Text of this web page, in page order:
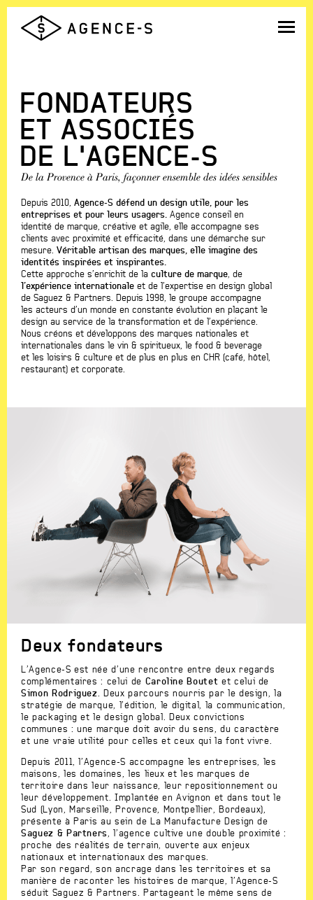
&
Partners
FONDATEURS
ET ASSOCIÉS
DE L'AGENCE-S
De la Provence à Paris, façonner ensemble des idées sensibles
Depuis 2010, Agence-S défend un design utile, pour les
entreprises et pour leurs usagers. Agence conseil en
identité de marque, créative et agile, elle accompagne ses
clients avec proximité et efficacité, dans une démarche sur
mesure. Véritable artisan des marques, elle imagine des
identités inspirées et inspirantes.
Cette approche s’enrichit de la culture de marque, de
l’expérience internationale et de l’expertise en design global
de Saguez & Partners. Depuis 1998, le groupe accompagne
les acteurs d’un monde en constante évolution en plaçant le
design au service de la transformation et de l’expérience.
Nous créons et développons des marques nationales et
internationales dans le vin & spiritueux, le food & beverage
et les loisirs & culture et de plus en plus en CHR (café, hôtel,
restaurant) et corporate.
Deux fondateurs
L’Agence-S est née d’une rencontre entre deux regards
complémentaires : celui de Caroline Boutet et celui de
Simon Rodriguez. Deux parcours nourris par le design, la
stratégie de marque, l’édition, le digital, la communication,
le packaging et le design global. Deux convictions
communes : une marque doit avoir du sens, du caractère
et une vraie utilité pour celles et ceux qui la font vivre.
Depuis 2011, l’Agence-S accompagne les entreprises, les
maisons, les domaines, les lieux et les marques de
territoire dans leur naissance, leur repositionnement ou
leur développement. Implantée en Avignon et dans tout le
Sud (Lyon, Marseille, Provence, Montpellier, Bordeaux),
présente à Paris au sein de La Manufacture Design de
Saguez & Partners, l’agence cultive une double proximité :
proche des réalités de terrain, ouverte aux enjeux
nationaux et internationaux des marques.
Par son regard, son ancrage dans les territoires et sa
manière de raconter les histoires de marque, l’Agence-S
séduit Saguez & Partners. Partageant le même sens de